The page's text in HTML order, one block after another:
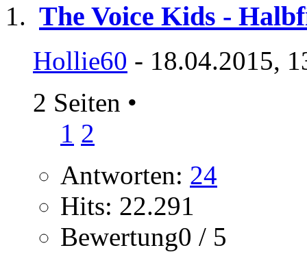
The Voice Kids -
Hollie60 - 18.04.2015,
2 Seiten •
1 2
Antworten: 24
Hits: 22.291
Bewertung0 / 5